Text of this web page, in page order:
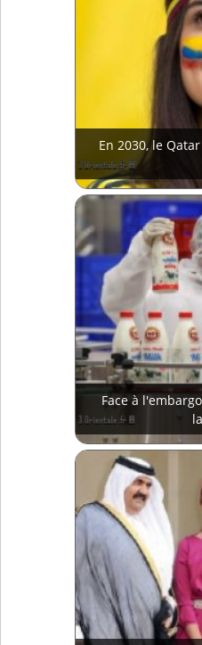
En 2030, le
Face à